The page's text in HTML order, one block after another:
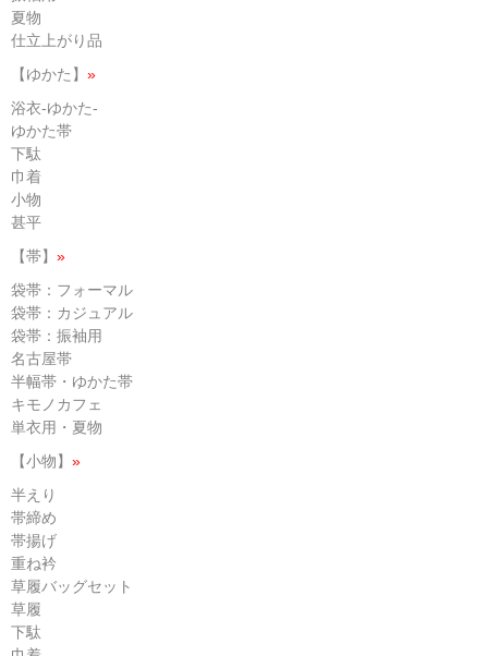
夏物
仕立上がり品
【ゆかた】 »
浴衣-ゆかた-
ゆかた帯
下駄
巾着
小物
甚平
【帯】 »
袋帯：フォーマル
袋帯：カジュアル
袋帯：振袖用
名古屋帯
半幅帯・ゆかた帯
キモノカフェ
単衣用・夏物
【小物】 »
半えり
帯締め
帯揚げ
重ね衿
草履バッグセット
草履
下駄